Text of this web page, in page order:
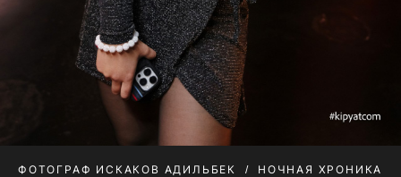
ФОТОГРАФ ИСКАКОВ АДИЛЬБЕК НОЧНАЯ ХРОНИКА